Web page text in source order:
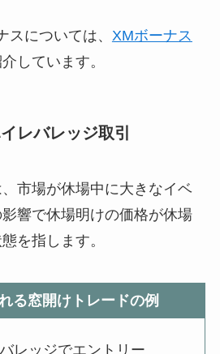
スについては、 XMボーナス
しています。
レバレッジ取引
市場が休場中に大きなイベ
響で休場明けの価格が休場
を指します。
る窓開けトレードの例
レッジでエントリー